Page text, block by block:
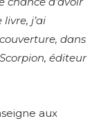
j’ai
dans
éditeur
aux